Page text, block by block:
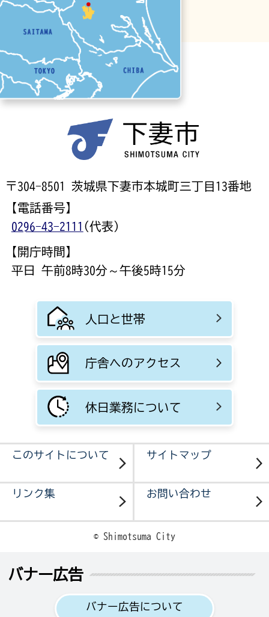
〒304-8501 茨城県下妻市本城町三丁目13番地
【電話番号】
0296-43-2111 (代表)
【開庁時間】
平日 午前8時30分～午後5時15分
人口と世帯
庁舎へのアクセス
休日業務について
このサイトについて サイトマップ
リンク集 お問い合わせ
© Shimotsuma City
バナー広告
バナー広告について